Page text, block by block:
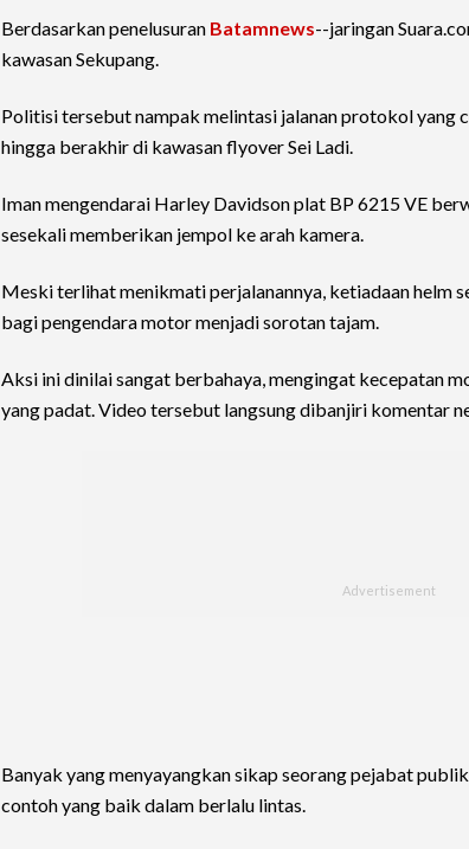
Berdasarkan penelusuran Batamnews--jaringan
kawasan Sekupang.
Politisi tersebut nampak melintasi jalanan protokol yang
hingga berakhir di kawasan flyover Sei Ladi.
Iman mengendarai Harley Davidson plat BP 6215 VE
sesekali memberikan jempol ke arah kamera.
Meski terlihat menikmati perjalanannya, ketiadaan helm
bagi pengendara motor menjadi sorotan tajam.
Aksi ini dinilai sangat berbahaya, mengingat kecepatan
yang padat. Video tersebut langsung dibanjiri komentar
Banyak yang menyayangkan sikap seorang pejabat
contoh yang baik dalam berlalu lintas.